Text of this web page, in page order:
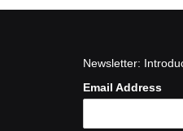
Newsletter:
Email Address